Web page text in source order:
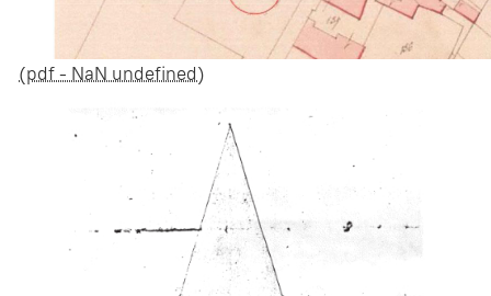
(pdf - NaN undefined)